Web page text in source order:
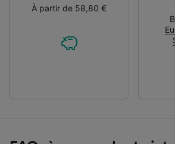
À partir de 58,80 €